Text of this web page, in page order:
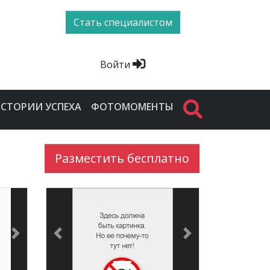
Стать специалистом
Войти
УСПЕХА ФОТОМОМЕНТЫ
Разместить бесплатно
Next Previous Next